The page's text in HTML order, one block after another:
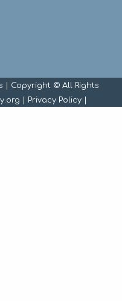
| Copyright © All Rights
| Privacy Policy